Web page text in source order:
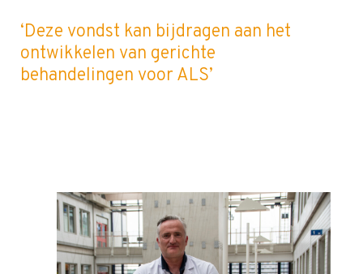
‘Deze vondst kan bijdragen aan het
ontwikkelen van gerichte
behandelingen voor ALS’